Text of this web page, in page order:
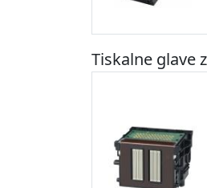
Tiskalne glave